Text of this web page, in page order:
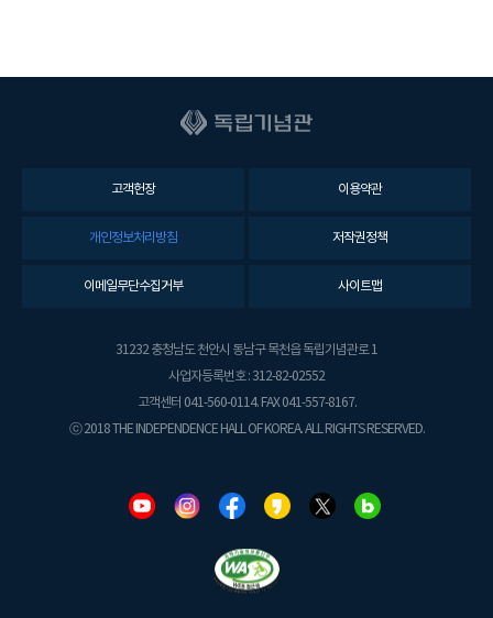
고객헌장 이용약관
개인정보처리방침 저작권정책
이메일무단수집거부 사이트맵
31232 충청남도 천안시 동남구 목천읍 독립기념관로 1
사업자등록번호 : 312-82-02552
고객센터 041-560-0114. FAX 041-557-8167.
ⓒ 2018 THE INDEPENDENCE HALL OF KOREA. ALL RIGHTS RESERVED.